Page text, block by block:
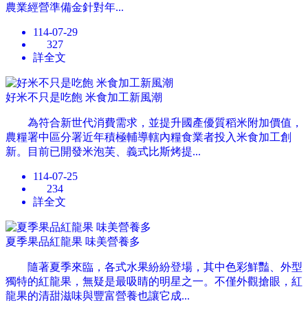
農業經營準備金針對年...
114-07-29
327
詳全文
好米不只是吃飽 米食加工新風潮
為符合新世代消費需求，並提升國產優質稻米附加價值，
農糧署中區分署近年積極輔導轄內糧食業者投入米食加工創
新。目前已開發米泡芙、義式比斯烤提...
114-07-25
234
詳全文
夏季果品紅龍果 味美營養多
隨著夏季來臨，各式水果紛紛登場，其中色彩鮮豔、外型
獨特的紅龍果，無疑是最吸睛的明星之一。不僅外觀搶眼，紅
龍果的清甜滋味與豐富營養也讓它成...